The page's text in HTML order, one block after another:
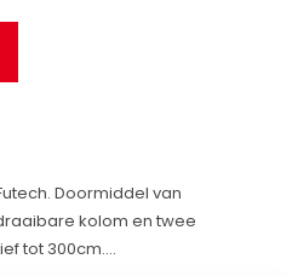
Doormiddel van
kolom en twee
tot 300cm....